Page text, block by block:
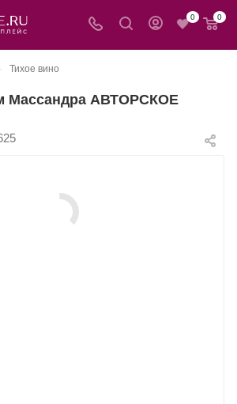
0 0
Тихое вино
Массандра АВТОРСКОЕ